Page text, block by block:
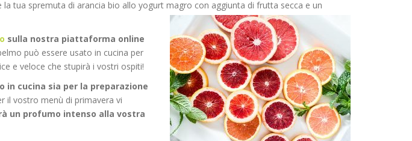
tua spremuta di arancia bio allo yogurt magro con aggiunta di frutta secca e un
sulla nostra piattaforma online
può essere usato in cucina per
e veloce che stupirà i vostri ospiti!
cucina sia per la preparazione
il vostro menù di primavera vi
un profumo intenso alla vostra